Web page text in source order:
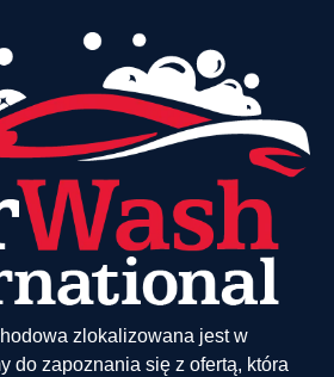
zlokalizowana jest w
do zapoznania się z ofertą, która